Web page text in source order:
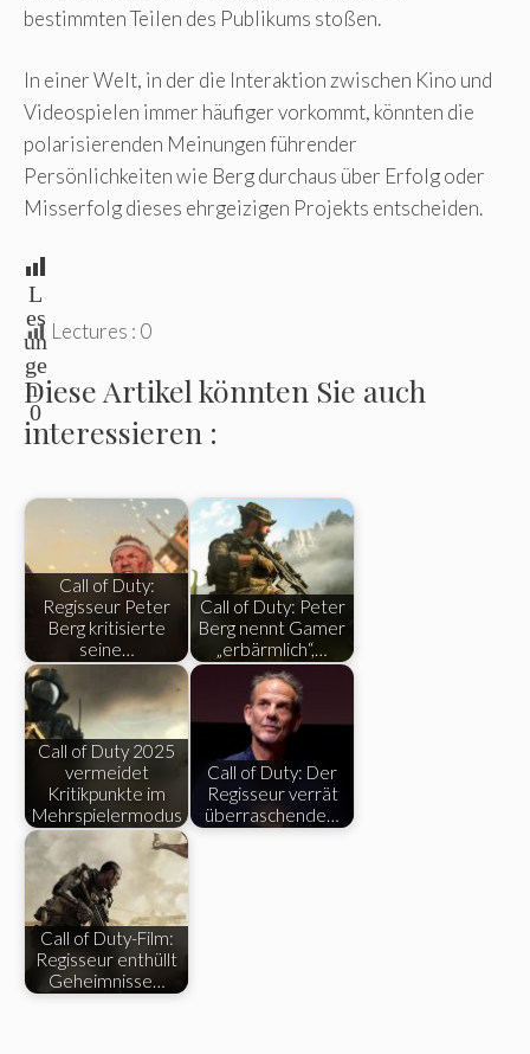
bestimmten Teilen des Publikums stoßen.
In einer Welt, in der die Interaktion zwischen Kino und
Videospielen immer häufiger vorkommt, könnten die
polarisierenden Meinungen führender
Persönlichkeiten wie Berg durchaus über Erfolg oder
Misserfolg dieses ehrgeizigen Projekts entscheiden.
L
es
un
ge
n:
0
Lectures : 0
Diese Artikel könnten Sie auch
interessieren :
Call of Duty:
Regisseur Peter
Berg kritisierte
seine…
Call of Duty: Peter
Berg nennt Gamer
„erbärmlich“,…
Call of Duty 2025
vermeidet
Kritikpunkte im
Mehrspielermodus
Call of Duty: Der
Regisseur verrät
überraschende…
Call of Duty-Film:
Regisseur enthüllt
Geheimnisse…